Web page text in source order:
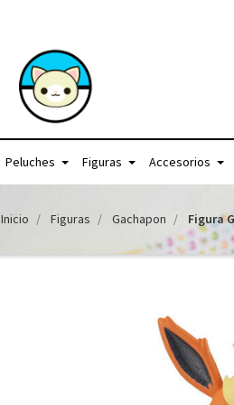
Peluches Figuras Accesorios
Inicio Figuras Gachapon Figura